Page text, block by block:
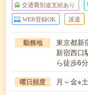
交通費別途支給あり
WEB登録OK 派遣
勤務地
東京都新
新宿西口
ら徒歩6分
曜日頻度 月～金※